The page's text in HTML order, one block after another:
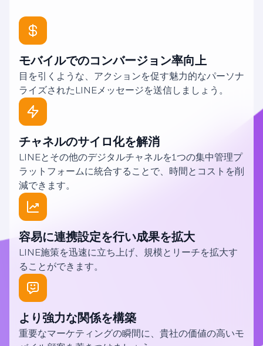
モバイルでのコンバージョン率向上‌ ‍ ​‍​‍‌‍ ‌ ​‍‌‍‍‌‌‍‌ ‌‍‍‌‌‍ ‍​‍​‍​ ‍‍​‍​‍‌ ​ ‌‍​‌‌‍ ‍‌‍‍‌‌ ‌​‌ ‍‌​‍ ‍‌‍‍‌‌‍ ​‍​‍​‍ ​​‍​‍‌‍‍​‌ ​‍‌‍‌‌‌‍‌‍​‍​‍​ ‍‍​‍​‍‌‍‍​‌ ‌​‌ ‌​‌ ​​‌ ​ ​ ‍‍​‍ ​‍ ‌‍​ ‌‍ ‌‌ ​ ​‍ ‍‌‍​‍‌ ​‍‌‍​‌‌ ‍‍‌‍‌‌​‍ ‌‌‍‌​‌‍‌‌‌ ‌‍​‍ ‍‌‍​ ‌‍ ‌‍ ‌​‍ ‌‍‍‌‌‍ ‍‌ ‌​‌‍‌‌‌‍ ‍‌ ‌​​‍ ‌‍‌‌‌‍‌​‌‍‍‌‌ ‌​​‍ ‌‍ ‌‌‍ ‌‍‌​‌‍‌‌​ ‌‌ ​​‌ ​‍‌‍‌‌‌ ​ ‌‍‌‌‌‍ ‍‌ ‌​‌‍​‌‌ ‌​‌‍‍‌‌‍ ‌‍ ‍​ ‍ ‌‍‍‌‌‍‌​​ ‌​ ​‌‌‍‌‌‌‍‌​​ ‌ ‌‍​‍‌‍​ ​ ‌‌‌‍​‌​‍ ‌‌‍‌‍​ ‍‌‌‍​ ​ ‌‌​‍ ‌​ ‌​‌‍​ ‌‍‌‍​ ‌‌​‍ ‌‌‍​‍​ ​ ‌‍‌‌​ ‍‌​‍ ‌‌‍​‌​ ​‌‌‍‌​​ ​​​ ‌‍​ ‌​​ ​​‌‍​‌​ ‌‍​ ‌​‌‍​‍​ ​‌​ ‍ ‌ ‌​‌ ‍‌‌ ​​‌‍‌‌​ ‌‌ ​​‌ ​‍‌‍ ‌‍‌​‌ ‌‌‌‍​ ‌ ‌​‌‌​​‌‍​‌‌‍‌ ‌‍‌‌​ ‍ ‌ ​​‌‍​‌‌ ‌​‌‍‍​​ ‌‌‍​‍‌‍ ‌‍‌​‌ ‍‌​‍‌‌​ ‌‌‌​​‍‌‌ ‌‍‍ ‌‍‌‌‌ ‍‌​‍‌‌​ ​ ‌​‌​​‍‌‌​ ​ ‌​‌​​‍‌‌​ ​‍​ ​‍​ ‌‍​ ​‌​ ​​‌‍‌​​ ​‍​ ​​​ ‌ ​ ‌ ​ ​‌‌‍​‍​ ‌ ​ ​​​‍‌‌​ ​‍​ ​‍​‍‌‌​ ‌‌‌​‌​​‍ ‍‌‍​ ‌‍ ‌‍ ‌‌ ​​‌‍ ‌‍ ‍‌‍‌‌‌‍ ‍‌ ‌​‌ ​ ​‍‌‌​ ‌‌‌​​‍‌‌ ‌‍‍ ‌‍‌‌‌ ‍‌​‍‌‌​ ​ ‌​‌​​‍‌‌​ ​ ‌​‌​​‍‌‌​ ​‍​ ​‍​ ‌‍‌‍​ ​ ‌​​ ‌ ​ ​​‌‍​‍​ ‌​​ ​‍​ ​​‌‍‌‍​ ‌‍‌‍‌‌​‍‌‌​ ​‍​ ​‍​‍‌‌​ ‌‌‌​‌​​‍ ‍‌‍​ ‌‍​‌‌ ​‍‌‍‌​‌ ​ ​‍‌‌​ ‌‌‌​​‍‌‌ ‌‍‍ ‌‍‌‌‌ ‍‌​‍‌‌​ ​ ‌​‌​​‍‌‌​ ​ ‌​‌​​‍‌‌​ ​‍​ ​‍​ ‌‌​ ‌​‌‍​‍​ ​​​ ​‌​ ‌‍​ ‌ ​ ‌​‌‍‌‍​ ‍‌‌‍​ ​ ​ ​‍‌‌​ ​‍​ ​‍​‍‌‌​ ‌‌‌​‌​​‍ ‍‌‍‍​‌‍‌‌‌‍​‌‌‍‌​‌‍‍‌‌‍ ‍‌‍‌ ​ ‌‍​‍‌‍​‌‌ ​ ‌‍‌‌‌‌‌‌‌ ​‍‌‍ ​​ ‌‌‍‍​‌ ‌​‌ ‌​‌ ​​‌ ​ ​‍‌‌​ ​ ‌​​‌​‍‌‌​ ​‍‌​‌‍​‍‌‌​ ​‍‌​‌‍‌‍​ ‌‍ ‌‌ ​ ​‍ ‍‌‍​‍‌ ​‍‌‍​‌‌ ‍‍‌‍‌‌​‍ ‌‌‍‌​‌‍‌‌‌ ‌‍​‍ ‍‌‍​ ‌‍ ‌‍ ‌​‍‌‍‌‍‍‌‌‍‌​​ ‌​ ​‌‌‍‌‌‌‍‌​​ ‌ ‌‍​‍‌‍​ ​ ‌‌‌‍​‌​‍ ‌‌‍‌‍​ ‍‌‌‍​ ​ ‌‌​‍ ‌​ ‌​‌‍​ ‌‍‌‍​ ‌‌​‍ ‌‌‍​‍​ ​ ‌‍‌‌​ ‍‌​‍ ‌‌‍​‌​ ​‌‌‍‌​​ ​​​ ‌‍​ ‌​​ ​​‌‍​‌​ ‌‍​ ‌​‌‍​‍​ ​‌​‍‌‍‌ ‌​‌ ‍‌‌ ​​‌‍‌‌​ ‌‌ ​​‌ ​‍‌‍ ‌‍‌​‌ ‌‌‌‍​ ‌ ‌​‌‌​​‌‍​‌‌‍‌ ‌‍‌‌​‍‌‍‌ ​​‌‍​‌‌ ‌​‌‍‍​​ ‌‌‍​‍‌‍ ‌‍‌​‌ ‍‌​‍‌‌​ ‌‌‌​​‍‌‌ ‌‍‍ ‌‍‌‌‌ ‍‌​‍‌‌​ ​ ‌​‌​​‍‌‌​ ​ ‌​‌​​‍‌‌​ ​‍​ ​‍​ ‌‍​ ​‌​ ​​‌‍‌​​ ​‍​ ​​​ ‌ ​ ‌ ​ ​‌‌‍​‍​ ‌ ​ ​​​‍‌‌​ ​‍​ ​‍​‍‌‌​ ‌‌‌​‌​​‍ ‍‌‍​ ‌‍ ‌‍ ‌‌ ​​‌‍ ‌‍ ‍‌‍‌‌‌‍ ‍‌ ‌​‌ ​ ​‍‌‌​ ‌‌‌​​‍‌‌ ‌‍‍ ‌‍‌‌‌ ‍‌​‍‌‌​ ​ ‌​‌​​‍‌‌​ ​ ‌​‌​​‍‌‌​ ​‍​ ​‍​ ‌‍‌‍​ ​ ‌​​ ‌ ​ ​​‌‍​‍​ ‌​​ ​‍​ ​​‌‍‌‍​ ‌‍‌‍‌‌​‍‌‌​ ​‍​ ​‍​‍‌‌​ ‌‌‌​‌​​‍ ‍‌‍​ ‌‍​‌‌ ​‍‌‍‌​‌ ​ ​‍‌‌​ ‌‌‌​​‍‌‌ ‌‍‍ ‌‍‌‌‌ ‍‌​‍‌‌​ ​ ‌​‌​​‍‌‌​ ​ ‌​‌​​‍‌‌​ ​‍​ ​‍​ ‌‌​ ‌​‌‍​‍​ ​​​ ​‌​ ‌‍​ ‌ ​ ‌​‌‍‌‍​ ‍‌‌‍​ ​ ​ ​‍‌‌​ ​‍​ ​‍​‍‌‌​ ‌‌‌​‌​​‍ ‍‌‍‍​‌‍‌‌‌‍​‌‌‍‌​‌‍‍‌‌‍ ‍‌‍‌ ​‍​‍‌ ‌
目を引くような、アクションを促す魅力的なパーソナ
ライズされたLINEメッセージを送信しましょう。
チャネルのサイロ化を解消
LINEとその他のデジタルチャネルを1つの集中管理プ
ラットフォームに統合することで、時間とコストを削
減できます。
容易に連携設定を行い成果を拡大
LINE施策を迅速に立ち上げ、規模とリーチを拡大す
ることができます。
より強力な関係を構築
重要なマーケティングの瞬間に、貴社の価値の高いモ